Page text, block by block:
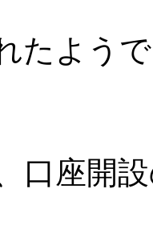
たよう
口座開